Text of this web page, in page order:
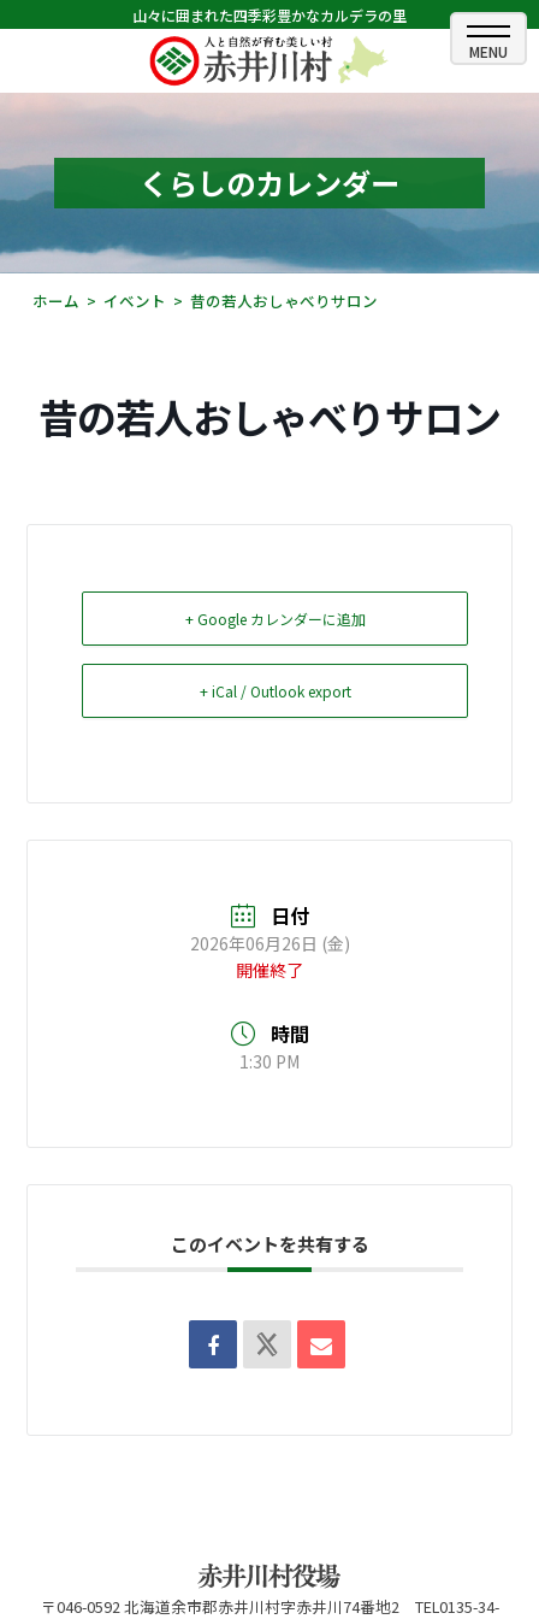
山々に囲まれた四季彩豊かなカルデラの里
ホーム
むらのできごと
むらのプロフィール
くらしの情報
観光・イベント情報
Select Language▼
くらしのカレンダー
ホーム イベント 昔の若人おしゃべりサロン
昔の若人おしゃべりサロン
+ Google カレンダーに追加
+ iCal / Outlook export
日付
2026年06月26日 (金)
開催終了
時間
1:30 PM
このイベントを共有する
〒046-0592 北海道余市郡赤井川村字赤井川74番地2 TEL0135-34-